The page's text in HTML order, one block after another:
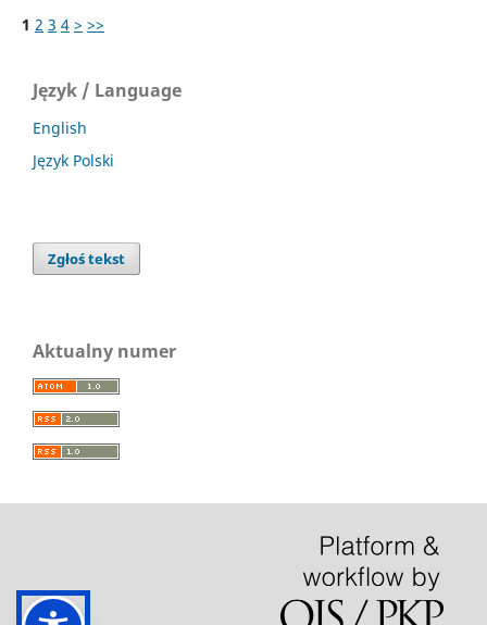
1 2 3 4 > >>
Język / Language
English
Język Polski
Zgłoś tekst
Aktualny numer